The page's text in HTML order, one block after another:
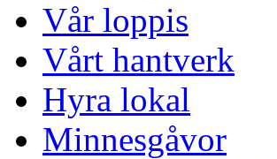
Vår loppis
Vårt hantverk
Hyra lokal
Minnesgåvor